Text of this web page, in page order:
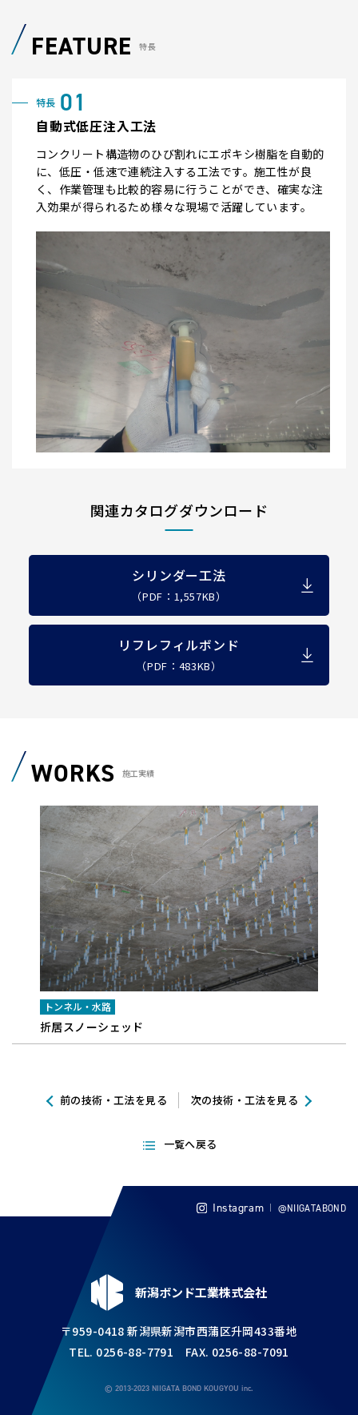
FEATURE 特長
自動式低圧注入工法
コンクリート構造物のひび割れにエポキシ樹脂を自動的
に、低圧・低速で連続注入する工法です。施工性が良
く、作業管理も比較的容易に行うことができ、確実な注
入効果が得られるため様々な現場で活躍しています。
関連カタログダウンロード
シリンダー工法
（PDF：1,557KB）
リフレフィルボンド
（PDF：483KB）
WORKS 施工実績
トンネル・水路
折居スノーシェッド
前の技術・工法を見る 次の技術・工法を見る
一覧へ戻る
新潟ボンド工業株式会社
〒959-0418 新潟県新潟市西蒲区升岡433番地
TEL. 0256-88-7791 FAX. 0256-88-7091
© 2013-2023 NIIGATA BOND KOUGYOU inc.
Instagram @NIIGATABOND